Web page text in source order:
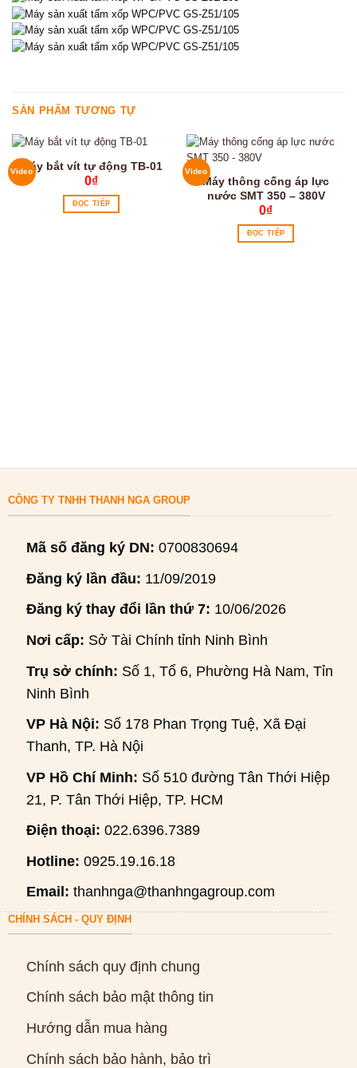
SẢN PHẨM TƯƠNG TỰ
VideoMáy bắt vít tự động TB-01
0₫
ĐỌC TIẾP
Video
Máy thông cống áp lực
nước SMT 350 – 380V
0₫
ĐỌC TIẾP
CÔNG TY TNHH THANH NGA GROUP
Mã số đăng ký DN: 0700830694
Đăng ký lần đầu: 11/09/2019
Đăng ký thay đổi lần thứ 7: 10/06/2026
Nơi cấp: Sở Tài Chính tỉnh Ninh Bình
Trụ sở chính: Số 1, Tổ 6, Phường Hà Nam, Tỉnh
Ninh Bình
VP Hà Nội: Số 178 Phan Trọng Tuệ, Xã Đại
Thanh, TP. Hà Nội
VP Hồ Chí Minh: Số 510 đường Tân Thới Hiệp
21, P. Tân Thới Hiệp, TP. HCM
Điện thoại: 022.6396.7389
Hotline: 0925.19.16.18
Email: thanhnga@thanhngagroup.com
CHÍNH SÁCH - QUY ĐỊNH
Chính sách quy định chung
Chính sách bảo mật thông tin
Hướng dẫn mua hàng
Chính sách bảo hành, bảo trì